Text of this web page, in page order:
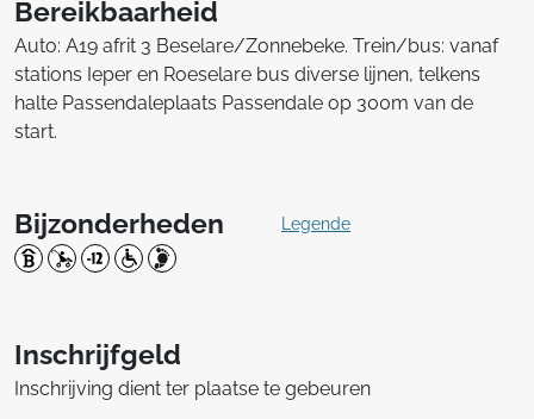
Bereikbaarheid
Auto: A19 afrit 3 Beselare/Zonnebeke. Trein/bus: vanaf
stations Ieper en Roeselare bus diverse lijnen, telkens
halte Passendaleplaats Passendale op 300m van de
start.
Bijzonderheden Legende
Inschrijfgeld
Inschrijving dient ter plaatse te gebeuren